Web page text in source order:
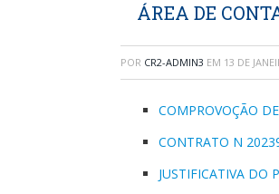
ÁREA DE
POR CR2-ADMIN3 EM 13 DE
COMPROVOÇÃO
CONTRATO N
JUSTIFICATIVA DO